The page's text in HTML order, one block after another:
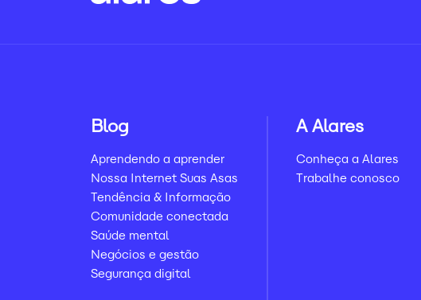
Blog
Aprendendo a aprender
Nossa Internet Suas Asas
Tendência & Informação
Comunidade conectada
Saúde mental
Negócios e gestão
Segurança digital
A Alares
Conheça a Alares
Trabalhe conosco